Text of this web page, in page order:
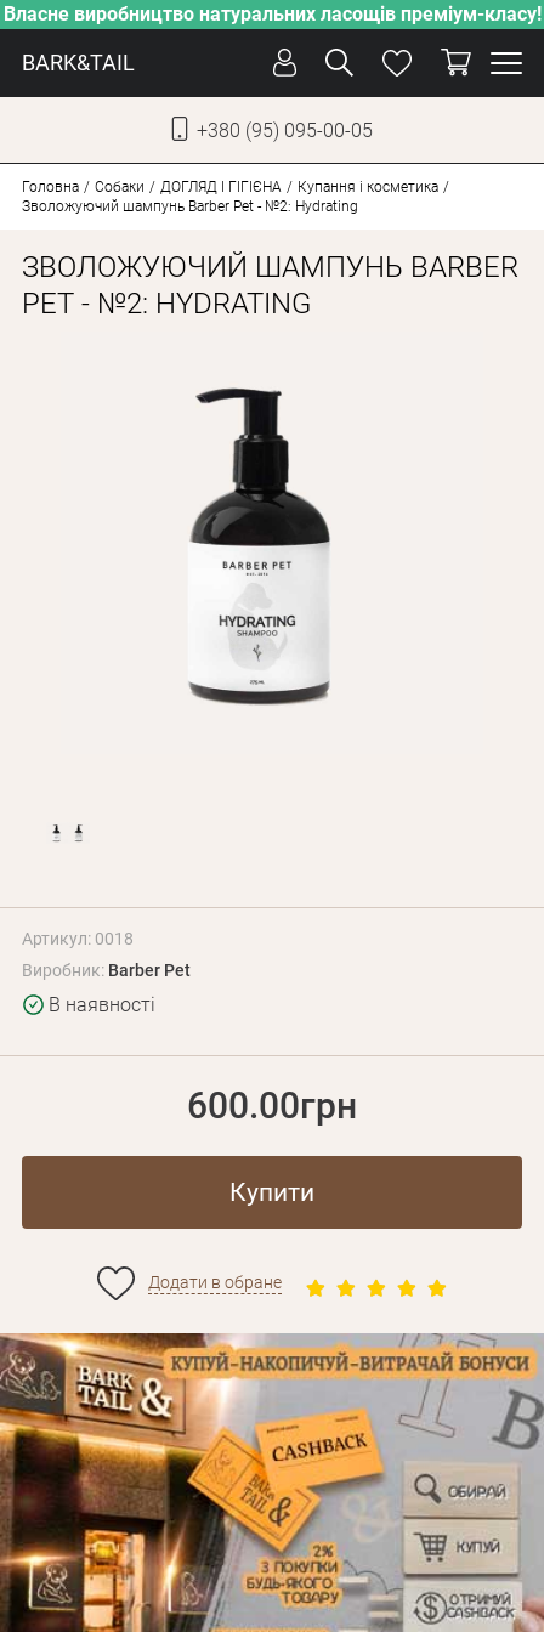
Власне виробництво натуральних ласощів преміум-класу!
BARK&TAIL
+380 (95) 095-00-05
ДОГЛЯД
ПІКЛУВАННЯ
АКЦІЇ
ДЛЯ КОТІВ
Оплата і доставка
Про Нас
Оптовим клієнтам
Головна Собаки ДОГЛЯД І ГІГІЄНА
Купання і косметика
Зволожуючий шампунь Barber Pet - №2: Hydrating
ЗВОЛОЖУЮЧИЙ ШАМПУНЬ BARBER
PET - №2: HYDRATING
Артикул: 0018
Виробник: Barber Pet
В наявності
600.00грн
Купити
Додати в обране